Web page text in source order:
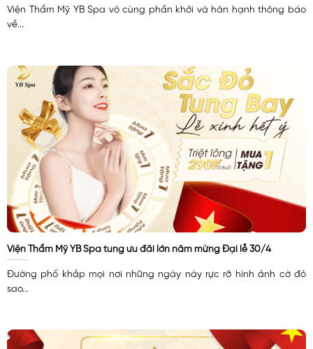
Viện Thẩm Mỹ YB Spa vô cùng phấn khởi và hân hạnh thông báo
về...
Viện Thẩm Mỹ YB Spa tung ưu đãi lớn năm mừng Đại lễ 30/4
Đường phố khắp mọi nơi những ngày này rực rỡ hình ảnh cờ đỏ
sao...